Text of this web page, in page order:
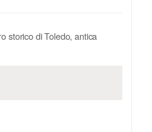
storico di Toledo, antica